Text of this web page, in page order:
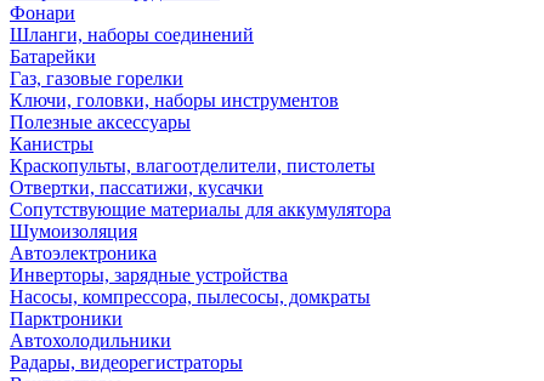
Фонари
Шланги, наборы соединений
Батарейки
Газ, газовые горелки
Ключи, головки, наборы инструментов
Полезные аксессуары
Канистры
Краскопульты, влагоотделители, пистолеты
Отвертки, пассатижи, кусачки
Сопутствующие материалы для аккумулятора
Шумоизоляция
Автоэлектроника
Инверторы, зарядные устройства
Насосы, компрессора, пылесосы, домкраты
Парктроники
Автохолодильники
Радары, видеорегистраторы